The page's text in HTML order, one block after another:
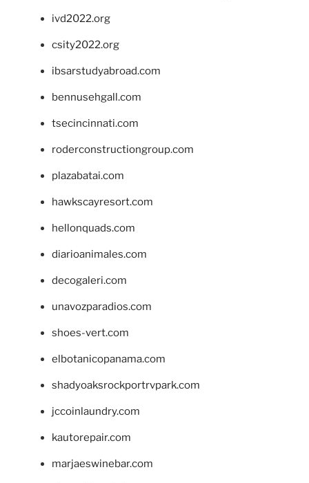
ivd2022.org
csity2022.org
ibsarstudyabroad.com
bennusehgall.com
tsecincinnati.com
roderconstructiongroup.com
plazabatai.com
hawkscayresort.com
hellonquads.com
diarioanimales.com
decogaleri.com
unavozparadios.com
shoes-vert.com
elbotanicopanama.com
shadyoaksrockportrvpark.com
jccoinlaundry.com
kautorepair.com
marjaeswinebar.com